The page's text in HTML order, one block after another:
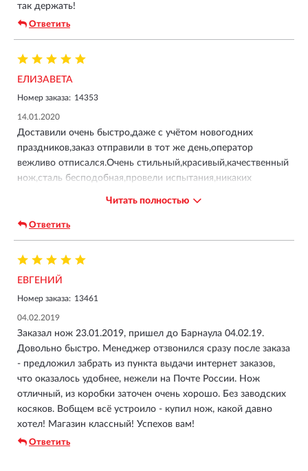
так держать!
Ответить
ЕЛИЗАВЕТА
Номер заказа: 14353
14.01.2020
Доставили очень быстро,даже с учётом новогодних
праздников,заказ отправили в тот же день,оператор
вежливо отписался.Очень стильный,красивый,качественный
нож,сталь бесподобная,провели испытания,никаких
солидный,все очень качественно сделано,все винтики очень
хорошо прикручены.Для мужчины очень хороший подарок!
Читать полностью
Ответить
ЕВГЕНИЙ
Номер заказа: 13461
04.02.2019
Заказал нож 23.01.2019, пришел до Барнаула 04.02.19.
Довольно быстро. Менеджер отзвонился сразу после заказа
- предложил забрать из пункта выдачи интернет заказов,
что оказалось удобнее, нежели на Почте России. Нож
отличный, из коробки заточен очень хорошо. Без заводских
косяков. Вобщем всё устроило - купил нож, какой давно
хотел! Магазин классный! Успехов вам!
Ответить